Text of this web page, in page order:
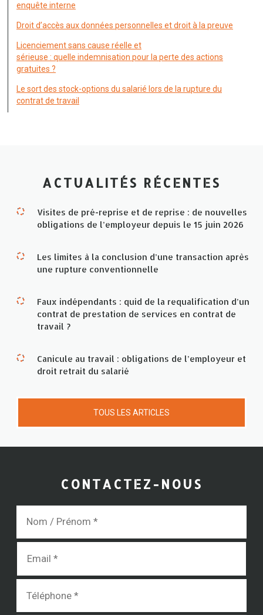
enquête interne
Droit d’accès aux données personnelles et droit à la preuve
Licenciement sans cause réelle et
sérieuse : quelle indemnisation pour la perte des actions
gratuites ?
Le sort des stock-options du salarié lors de la rupture du
contrat de travail
ACTUALITÉS RÉCENTES
Visites de pré-reprise et de reprise : de nouvelles
obligations de l’employeur depuis le 15 juin 2026
Les limites à la conclusion d’une transaction après
une rupture conventionnelle
Faux indépendants : quid de la requalification d’un
contrat de prestation de services en contrat de
travail ?
Canicule au travail : obligations de l’employeur et
droit retrait du salarié
TOUS LES ARTICLES
CONTACTEZ-NOUS